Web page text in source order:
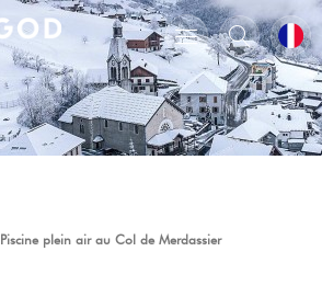
Piscine plein air au Col de Merdassier